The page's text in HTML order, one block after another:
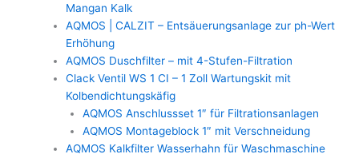
Mangan Kalk
AQMOS | CALZIT – Entsäuerungsanlage zur ph-Wert
Erhöhung
AQMOS Duschfilter – mit 4-Stufen-Filtration
Clack Ventil WS 1 CI – 1 Zoll Wartungskit mit
Kolbendichtungskäfig
AQMOS Anschlussset 1″ für Filtrationsanlagen
AQMOS Montageblock 1″ mit Verschneidung
AQMOS Kalkfilter Wasserhahn für Waschmaschine